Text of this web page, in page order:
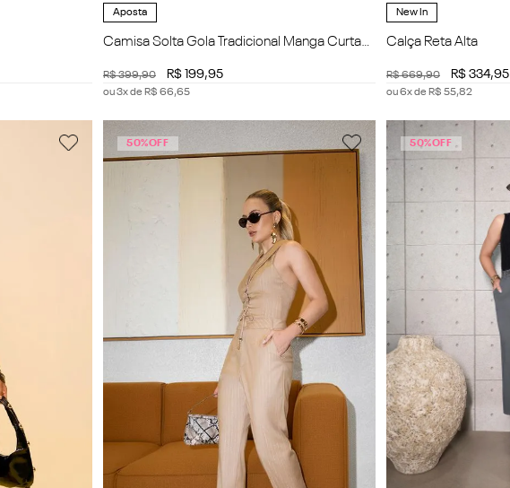
Aposta
Camisa Solta Gola Tradicional Manga Curta
R$399,90 R$ 199,95
ou3x de R$ 66,65
New In
Calça Reta Alta
R$669,90 R$ 334,95
ou6x de R$ 55,82
50%OFF 50%OFF